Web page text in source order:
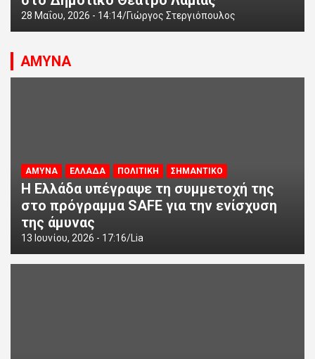
28 Μαΐου, 2026 - 14:14 Γιώργος Στεργιόπουλος
ΑΜΥΝΑ
ΑΜΥΝΑ ΕΛΛΑΔΑ ΠΟΛΙΤΙΚΗ ΣΗΜΑΝΤΙΚΟ
Η Ελλάδα υπέγραψε τη συμμετοχή της
στο πρόγραμμα SAFE για την ενίσχυση
της άμυνας
13 Ιουνίου, 2026 - 17:16 Lia